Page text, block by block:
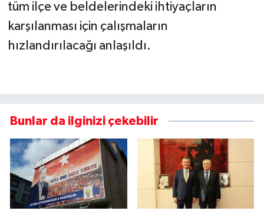
tüm ilçe ve beldelerindeki ihtiyaçların
karşılanması için çalışmaların
hızlandırılacağı anlaşıldı.
Bunlar da ilginizi çekebilir